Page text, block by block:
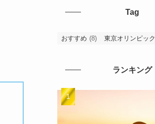
Tag
おすすめ (8) 東京オリンピック
ランキング